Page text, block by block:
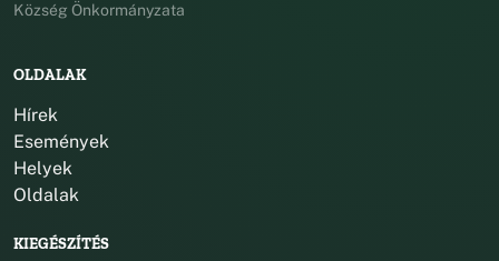
Község Önkormányzata
OLDALAK
Hírek
Események
Helyek
Oldalak
KIEGÉSZÍTÉS